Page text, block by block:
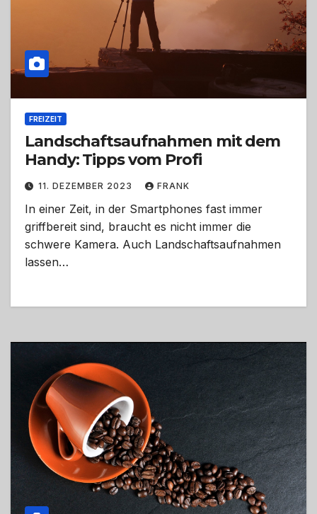
FREIZEIT
Landschaftsaufnahmen mit dem
Handy: Tipps vom Profi
11. DEZEMBER 2023 FRANK
In einer Zeit, in der Smartphones fast immer
griffbereit sind, braucht es nicht immer die
schwere Kamera. Auch Landschaftsaufnahmen
lassen…